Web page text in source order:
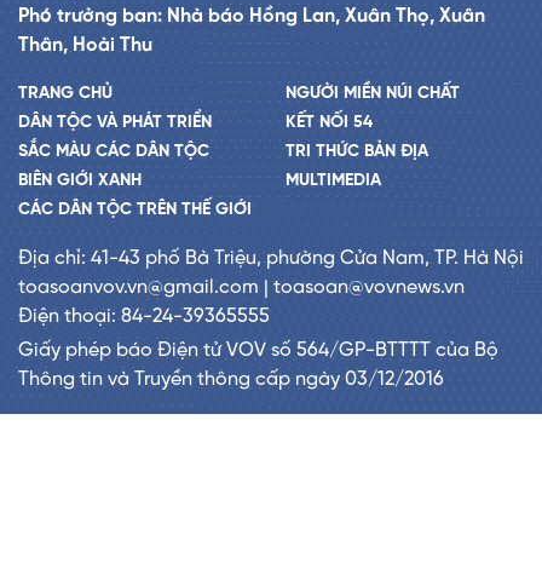
Phó trưởng ban: Nhà báo Hồng Lan, Xuân Thọ, Xuân
Thân, Hoài Thu
TRANG CHỦ
DÂN TỘC VÀ PHÁT TRIỂN
SẮC MÀU CÁC DÂN TỘC
BIÊN GIỚI XANH
CÁC DÂN TỘC TRÊN THẾ GIỚI
NGƯỜI MIỀN NÚI CHẤT
KẾT NỐI 54
TRI THỨC BẢN ĐỊA
MULTIMEDIA
Địa chỉ: 41-43 phố Bà Triệu, phường Cửa Nam, TP. Hà Nội
toasoanvov.vn@gmail.com | toasoan@vovnews.vn
Điện thoại: 84-24-39365555
Giấy phép báo Điện tử VOV số 564/GP-BTTTT của Bộ
Thông tin và Truyền thông cấp ngày 03/12/2016